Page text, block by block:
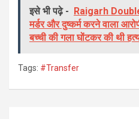
ce
b
o
k
tt
er
at
s
p
e
gr
इसे भी पढ़े -
Raigarh
मर्डर और दुष्कर्म करने वाला
बच्ची की गला घोंटकर की थी
Tags: #Transfer